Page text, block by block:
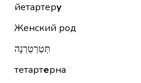
йетартеру
Женский род
תְּטַרְטֵרְנָה
тетартерна